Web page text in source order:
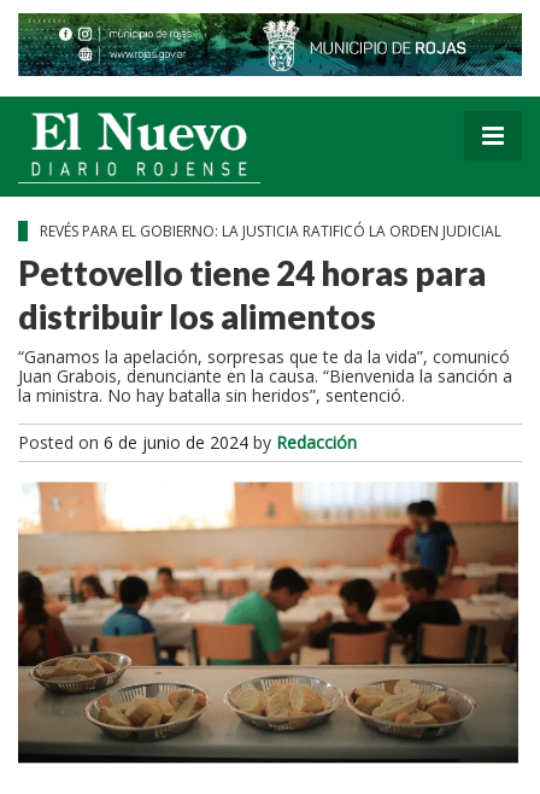
REVÉS PARA EL GOBIERNO: LA JUSTICIA RATIFICÓ LA ORDEN JUDICIAL
Pettovello tiene 24 horas para
distribuir los alimentos
“Ganamos la apelación, sorpresas que te da la vida”, comunicó
Juan Grabois, denunciante en la causa. “Bienvenida la sanción a
la ministra. No hay batalla sin heridos”, sentenció.
Posted on 6 de junio de 2024 by Redacción